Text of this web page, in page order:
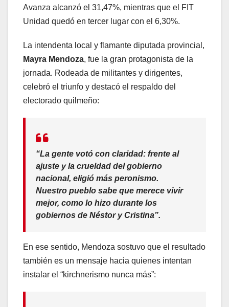
Avanza alcanzó el 31,47%, mientras que el FIT
Unidad quedó en tercer lugar con el 6,30%.
La intendenta local y flamante diputada provincial,
Mayra Mendoza, fue la gran protagonista de la
jornada. Rodeada de militantes y dirigentes,
celebró el triunfo y destacó el respaldo del
electorado quilmeño:
“La gente votó con claridad: frente al
ajuste y la crueldad del gobierno
nacional, eligió más peronismo.
Nuestro pueblo sabe que merece vivir
mejor, como lo hizo durante los
gobiernos de Néstor y Cristina”.
En ese sentido, Mendoza sostuvo que el resultado
también es un mensaje hacia quienes intentan
instalar el “kirchnerismo nunca más”: